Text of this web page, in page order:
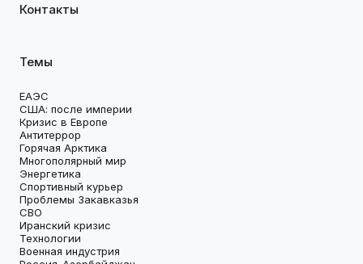
Контакты
Темы
ЕАЭС
США: после империи
Кризис в Европе
Антитеррор
Горячая Арктика
Многополярный мир
Энергетика
Спортивный курьер
Проблемы Закавказья
СВО
Иранский кризис
Технологии
Военная индустрия